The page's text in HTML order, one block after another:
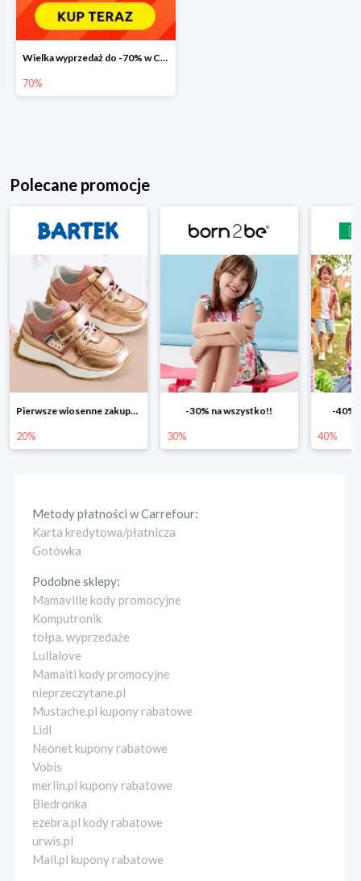
Wielka wyprzedaż do -70% w Carrefour
70%
Polecane promocje
-30% na wszystko!!
30%
-40% na drugą sztukę
40% 25%
Metody płatności wCarrefour:
Karta kredytowa/płatnicza
Gotówka
Podobne sklepy:
Mamaville kody promocyjne
Komputronik
tołpa. wyprzedaże
Lullalove
Mamaiti kody promocyjne
nieprzeczytane.pl
Mustache.pl kupony rabatowe
Lidl
Neonet kupony rabatowe
Vobis
merlin.pl kupony rabatowe
Biedronka
ezebra.pl kody rabatowe
urwis.pl
Mall.pl kupony rabatowe